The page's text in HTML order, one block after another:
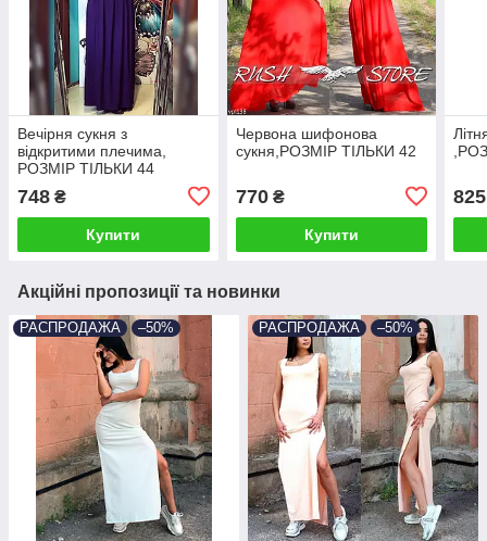
Вечірня сукня з
відкритими плечима,
РОЗМІР ТІЛЬКИ 44
748 ₴
Купити
Червона шифонова
сукня,РОЗМІР ТІЛЬКИ 42
770₴
Купити
825
Акційні пропозиції та новинки
РАСПРОДАЖА –50% РАСПРОДАЖА –50%